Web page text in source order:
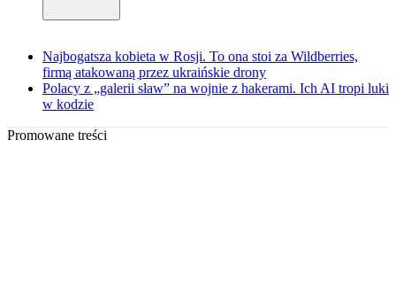
Najbogatsza kobieta w Rosji. To ona stoi za Wildberries,
firmą atakowaną przez ukraińskie drony
Polacy z „galerii sław” na wojnie z hakerami. Ich AI tropi luki
w kodzie
Promowane treści